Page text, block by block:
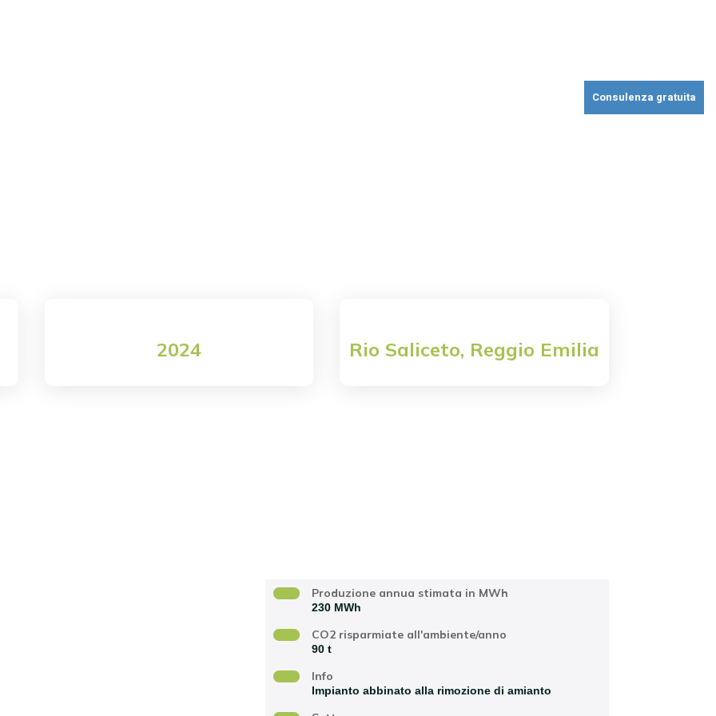
Consulenza gratuita
2024 Rio Saliceto, Reggio Emilia
Produzione annua stimata in MWh
230 MWh
CO2 risparmiate all'ambiente/anno
90 t
Info
Impianto abbinato alla rimozione di amianto